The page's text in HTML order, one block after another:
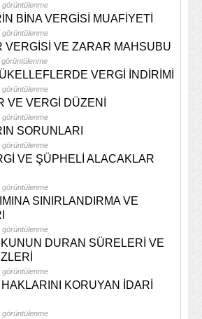
görüntülenme
BİNA VERGİSİ MUAFİYETİ
görüntülenme
VERGİSİ VE ZARAR MAHSUBU
VERGİ İNDİRİMİ
VE VERGİ DÜZENİ
SORUNLARI
VE ŞÜPHELİ ALACAKLAR
SINIRLANDIRMA VE
görüntülenme
DURAN SÜRELERİ VE
görüntülenme
KORUYAN İDARİ